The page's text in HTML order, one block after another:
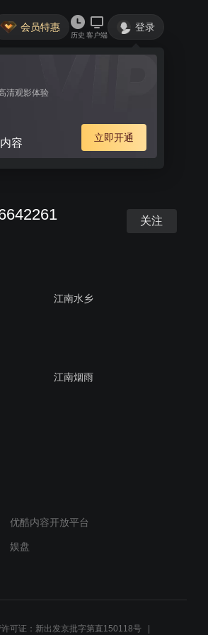
会员特惠
历史 客户端
登录
清观影体验
容 立即开通
数星星
关注
江南水乡
江南烟雨
优酷内容开放平台
娱盘
可证：新出发京批字第直150118号